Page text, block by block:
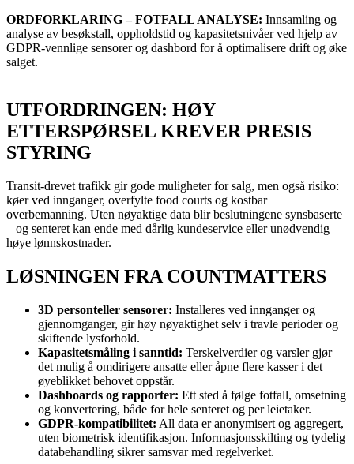
ORDFORKLARING – FOTFALL ANALYSE: Innsamling og
analyse av besøkstall, oppholdstid og kapasitetsnivåer ved hjelp av
GDPR-vennlige sensorer og dashbord for å optimalisere drift og øke
salget.
UTFORDRINGEN: HØY
ETTERSPØRSEL KREVER PRESIS
STYRING
Transit-drevet trafikk gir gode muligheter for salg, men også risiko:
køer ved innganger, overfylte food courts og kostbar
overbemanning. Uten nøyaktige data blir beslutningene synsbaserte
– og senteret kan ende med dårlig kundeservice eller unødvendig
høye lønnskostnader.
LØSNINGEN FRA COUNTMATTERS
3D personteller sensorer: Installeres ved innganger og
gjennomganger, gir høy nøyaktighet selv i travle perioder og
skiftende lysforhold.
Kapasitetsmåling i sanntid: Terskelverdier og varsler gjør
det mulig å omdirigere ansatte eller åpne flere kasser i det
øyeblikket behovet oppstår.
Dashboards og rapporter: Ett sted å følge fotfall, omsetning
og konvertering, både for hele senteret og per leietaker.
GDPR-kompatibilitet: All data er anonymisert og aggregert,
uten biometrisk identifikasjon. Informasjonsskilting og tydelig
databehandling sikrer samsvar med regelverket.